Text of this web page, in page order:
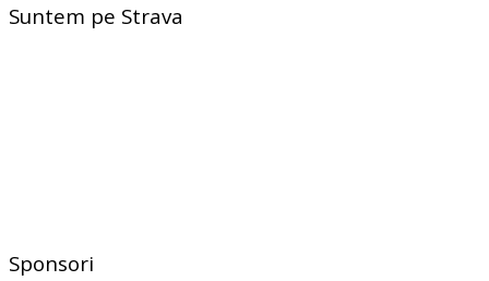
Suntem pe Strava
Sponsori